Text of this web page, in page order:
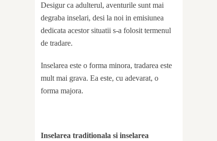
Desigur ca adulterul, aventurile sunt mai
degraba inselari, desi la noi in emisiunea
dedicata acestor situatii s-a folosit termenul
de tradare.
Inselarea este o forma minora, tradarea este
mult mai grava. Ea este, cu adevarat, o
forma majora.
Inselarea traditionala si inselarea